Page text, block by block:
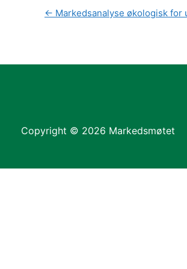
← Markedsanalyse økologisk for
Copyright © 2026 Markedsmøtet